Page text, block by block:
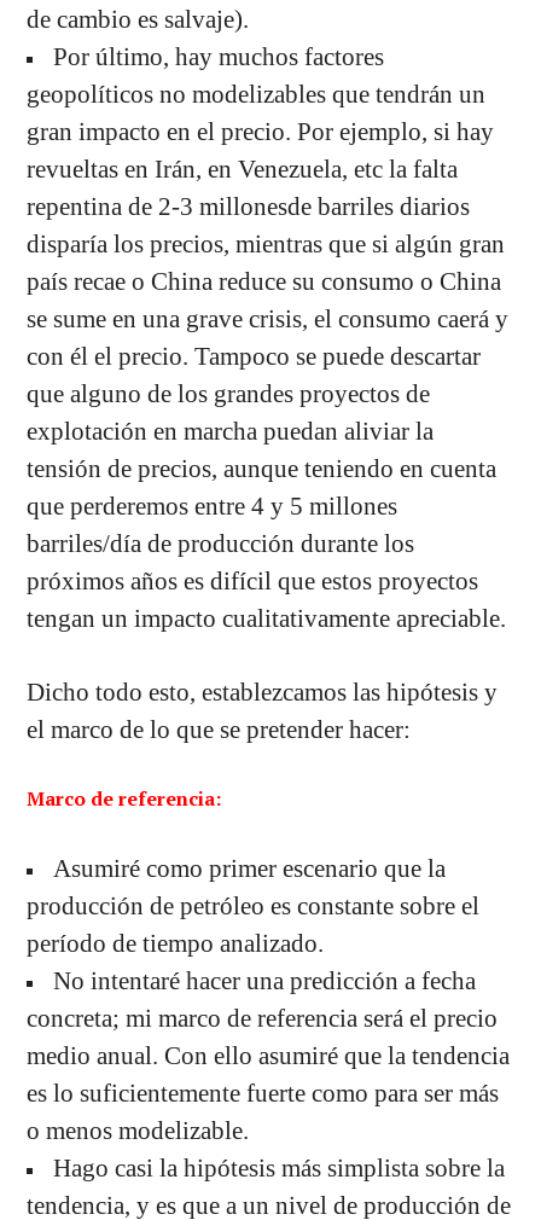
de cambio es salvaje).
Por último, hay muchos factores
geopolíticos no modelizables que tendrán un
gran impacto en el precio. Por ejemplo, si hay
revueltas en Irán, en Venezuela, etc la falta
repentina de 2-3 millonesde barriles diarios
disparía los precios, mientras que si algún gran
país recae o China reduce su consumo o China
se sume en una grave crisis, el consumo caerá y
con él el precio. Tampoco se puede descartar
que alguno de los grandes proyectos de
explotación en marcha puedan aliviar la
tensión de precios, aunque teniendo en cuenta
que perderemos entre 4 y 5 millones
barriles/día de producción durante los
próximos años es difícil que estos proyectos
tengan un impacto cualitativamente apreciable.
Dicho todo esto, establezcamos las hipótesis y
el marco de lo que se pretender hacer:
Marco de referencia:
Asumiré como primer escenario que la
producción de petróleo es constante sobre el
período de tiempo analizado.
No intentaré hacer una predicción a fecha
concreta; mi marco de referencia será el precio
medio anual. Con ello asumiré que la tendencia
es lo suficientemente fuerte como para ser más
o menos modelizable.
Hago casi la hipótesis más simplista sobre la
tendencia, y es que a un nivel de producción de